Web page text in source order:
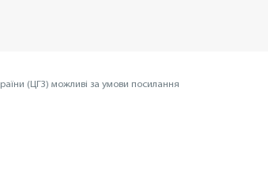
(ЦГЗ) можливі за умови посилання